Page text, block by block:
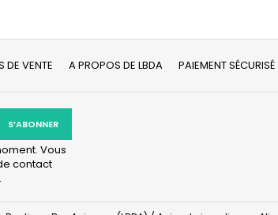
DE VENTE A PROPOS DE LBDA PAIEMENT SÉCURISÉ
Vous
contact